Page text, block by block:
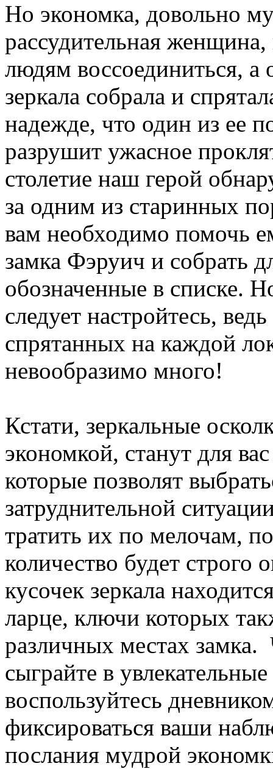
Но экономка, довольно
рассудительная
людям воссоединиться, а
зеркала собрала и
надежде, что один из ее
разрушит ужасное
столетие наш герой
за одним из старинных
вам необходимо помочь
замка Фэруич и собрать
обозначенные в списке.
следует настройтесь,
спрятанных на каждой
невообразимо много!
Кстати, зеркальные
экономкой, станут для
которые позволят
затруднительной
тратить их по мелочам,
количество будет
кусочек зеркала
ларце, ключи которых
различных местах
сыграйте в увлекательные
воспользуйтесь
фиксироваться ваши
послания мудрой